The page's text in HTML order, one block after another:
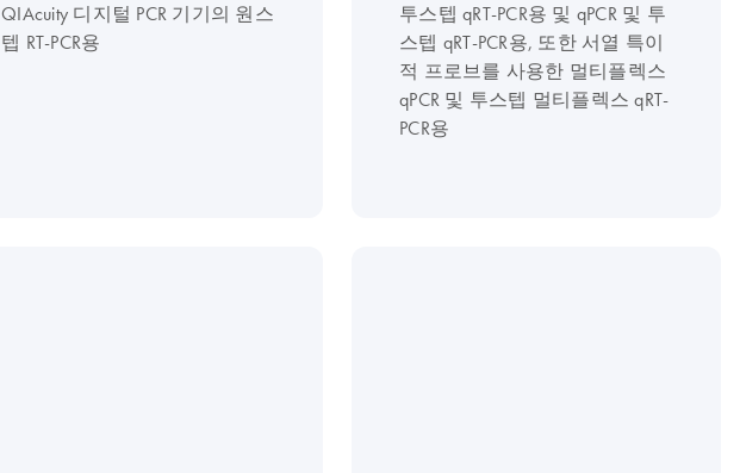
QIAcuity 디지털 PCR 기기의 원스
텝 RT-PCR용
투스텝 qRT-PCR용 및 qPCR 및 투
스텝 qRT-PCR용, 또한 서열 특이
적 프로브를 사용한 멀티플렉스
qPCR 및 투스텝 멀티플렉스 qRT-
PCR용